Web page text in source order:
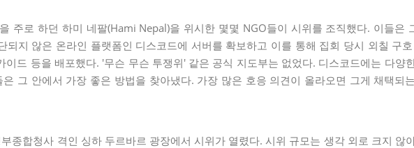
주로 하던 하미 네팔(Hami Nepal)을 위시한 몇몇 NGO들이 시위를 조직했다. 이들은
되지 않은 온라인 플랫폼인 디스코드에 서버를 확보하고 이를 통해 집회 당시 외칠 구
이드 등을 배포했다. '무슨 무슨 투쟁위' 같은 공식 지도부는 없었다. 디스코드에는 다양
그 안에서 가장 좋은 방법을 찾아냈다. 가장 많은 호응 의견이 올라오면 그게 채택되
종합청사 격인 싱하 두르바르 광장에서 시위가 열렸다. 시위 규모는 생각 외로 크지 않